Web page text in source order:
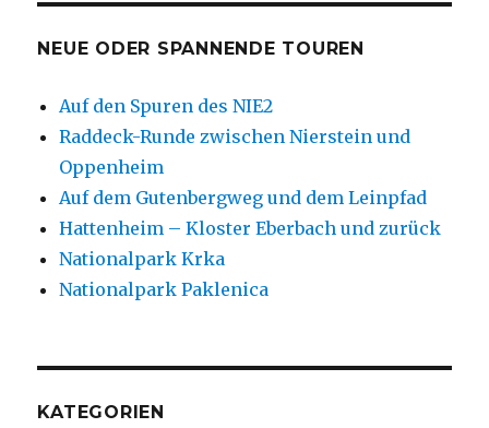
NEUE ODER SPANNENDE TOUREN
Auf den Spuren des NIE2
Raddeck-Runde zwischen Nierstein und
Oppenheim
Auf dem Gutenbergweg und dem Leinpfad
Hattenheim – Kloster Eberbach und zurück
Nationalpark Krka
Nationalpark Paklenica
KATEGORIEN